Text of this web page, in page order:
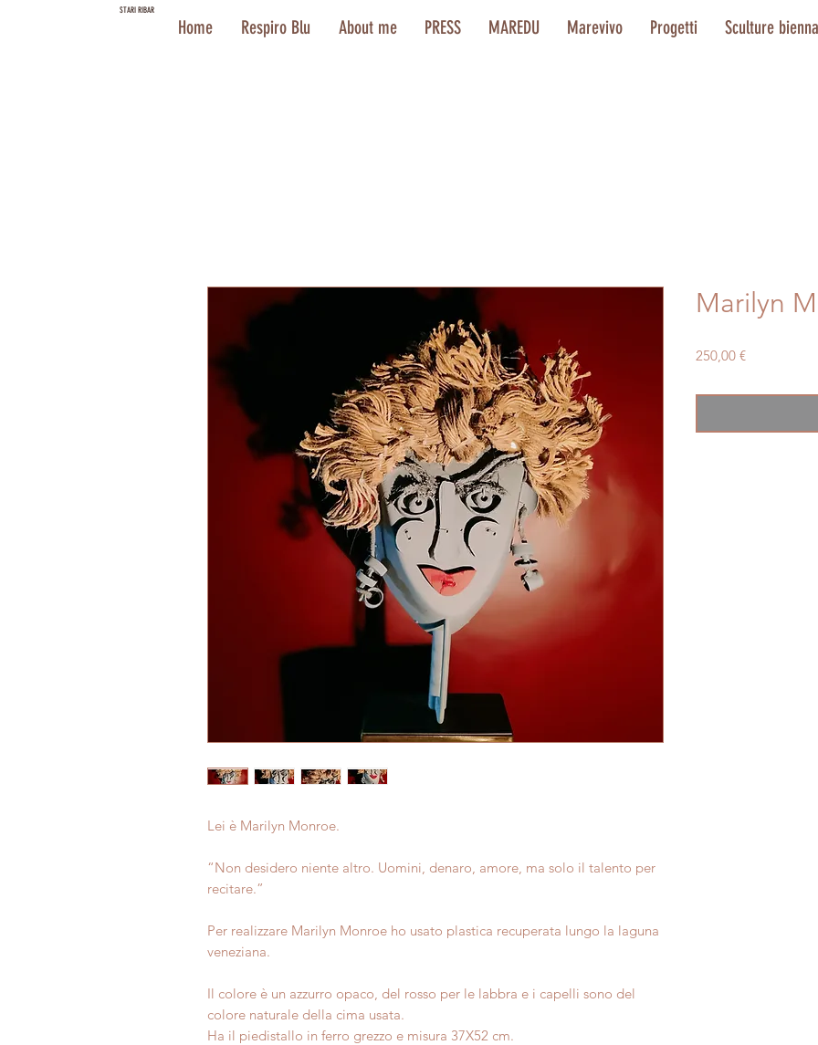
STARI RIBAR
Home Respiro Blu About me PRESS MAREDU Marevivo Progetti Sculture
Lei è Marilyn Monroe.
“Non desidero niente altro. Uomini, denaro, amore, ma solo il talento per
recitare.”
Per realizzare Marilyn Monroe ho usato plastica recuperata lungo la laguna
veneziana.
Il colore è un azzurro opaco, del rosso per le labbra e i capelli sono del
colore naturale della cima usata.
Ha il piedistallo in ferro grezzo e misura 37X52 cm.
Marilyn
250,00 €Prezzo